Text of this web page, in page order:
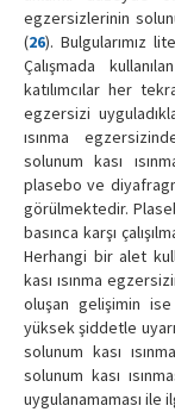
egzersizlerinin
(26). Bulgularımız
Çalışmada
katılımcılar her
egzersizi
ısınma
solunum kası
plasebo ve
görülmektedir.
basınca karşı
Herhangi bir alet
kası ısınma
oluşan gelişimin
yüksek şiddetle
solunum kası
solunum kası
uygulanamaması ile